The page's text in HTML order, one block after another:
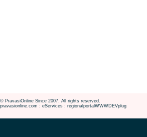
© PravasiOnline Since 2007. All rights reserved.
pravasionline.com : eServices : regionalportalWWWDEVplug